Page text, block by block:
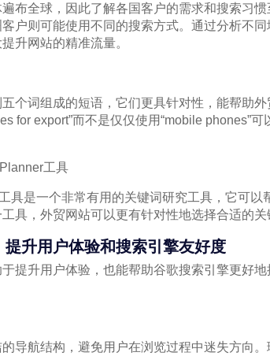
布全球，因此了解各国客户的需求和搜索习
户则可能使用不同的搜索方式。通过分析不
升网站的精准流量。
个词组成的短语，它们更具针对性，能帮助
for export”而不是仅仅使用“mobile phones”
工具
具是一个非常有用的关键词研究工具，它可
具，外贸网站可以更有针对性地选择合适的关
升用户体验和搜索引擎友好度
提升用户体验，也能帮助谷歌搜索引擎更好
导航结构，避免用户在浏览过程中迷失方向